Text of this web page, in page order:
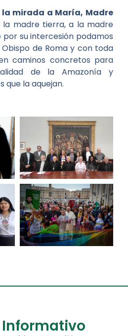
la mirada a María, Madre
la madre tierra, a la madre
su intercesión podamos
de Roma y con toda
caminos concretos para
de la Amazonía y
que la aquejan.
Informativo